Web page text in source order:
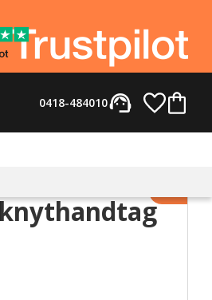
support_agent
0418-484010
Lägg